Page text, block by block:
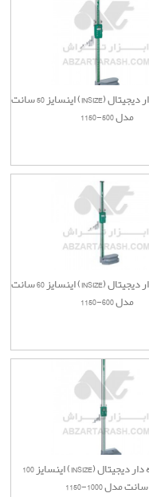
کولیس پایه دار دیجیتال (INSIZE) اینسایز 50 سانت
مدل 500-1150
کولیس پایه دار دیجیتال (INSIZE) اینسایز 60 سانت
مدل 600-1150
کولیس پایه دار دیجیتال (INSIZE) اینسایز 100
سانت مدل 1000-1150